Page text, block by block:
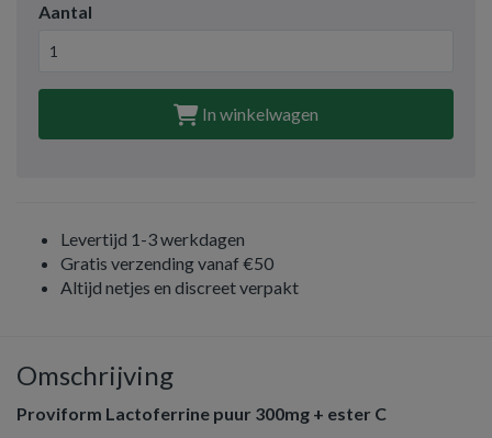
Aantal
In winkelwagen
Levertijd 1-3 werkdagen
Gratis verzending vanaf €50
Altijd netjes en discreet verpakt
Omschrijving
Proviform Lactoferrine puur 300mg + ester C